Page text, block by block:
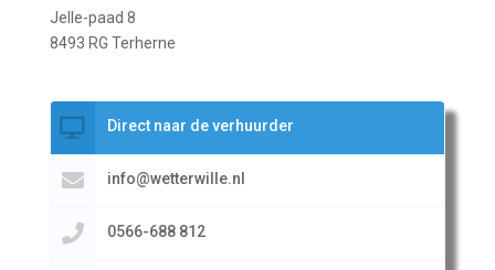
Jelle-paad 8
8493 RG Terherne
Direct naar de verhuurder
info@wetterwille.nl
0566-688 812